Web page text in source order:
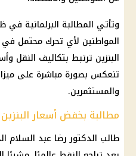
وتأتي المطالبة البرلمانية
المواطنين لأي تحرك محتمل
البنزين ترتبط بتكاليف النقل
تنعكس بصورة مباشرة على
والمستثمرين.
مطالبة بخفض أسعار البنزين 3 جنيهات
طالب الدكتور رضا عبد السلام